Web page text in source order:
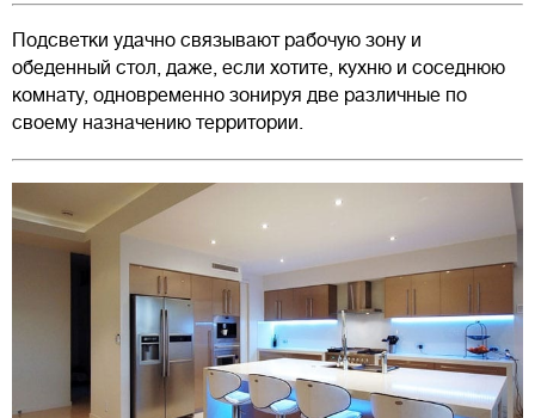
Подсветки удачно связывают рабочую зону и
обеденный стол, даже, если хотите, кухню и соседнюю
комнату, одновременно зонируя две различные по
своему назначению территории.